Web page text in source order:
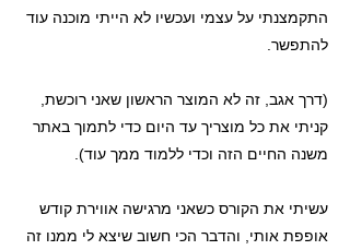
התקמצנתי על עצמי ועכשיו לא הייתי מוכנה עוד
להתפשר.
(דרך אגב, זה לא המוצר הראשון שאני רוכשת,
קניתי את כל מוצריך עד היום כדי לתמוך באתר
משנה החיים הזה וכדי ללמוד ממך עוד).
עשיתי את הקורס כשאני מרגישה אווירת קודש
אופפת אותי, והדבר הכי חשוב שיצא לי ממנו זה